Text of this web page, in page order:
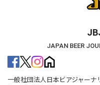
JAPAN BEER
一般社団法人日本ビアジャー